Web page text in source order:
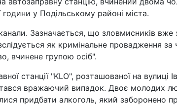
у Подільському районі міста.
Зазначається, що зловмисників вже
як кримінальне провадження за
вчинене групою осіб".
станції "KLO", розташованої на вулиці
вражаючий випадок. Двоє молодих
придбати алкоголь, який заборонено